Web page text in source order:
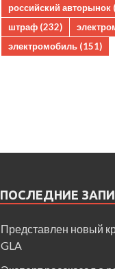
российский авторынок
штраф (232)
электромобиль (151)
ПОСЛЕДНИЕ
Представлен новый
GLA